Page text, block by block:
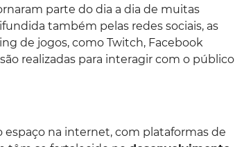
parte do dia a dia de muitas
também pelas redes sociais, as
de jogos, como Twitch, Facebook
realizadas para interagir com o público
na internet, com plataformas de